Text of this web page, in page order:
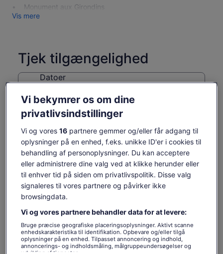
Monument aux Girondins
Vis mere
Tjek tilgængelighed
Datoer
Rejsende
1 voksen
tor. 6. aug.
-
fre. 7. aug.
105 kr.
lør. 8. aug.
209 kr.
søn. 9. aug.
209 kr.
Prisen
er
105 kr.
pr.
voksen
105 kr.
inkl. skatter og gebyrer
Indholdet på denne side kan være maskinoversat
Se originalteksten (på engelsk)
Giv os feedback om oversættelsen
en
fane
Hvad er inkluderet, og hvad
er ikke
Vi bekymrer os om dine
privatlivsindstillinger
Vi og vores 16partnere gemmer og/eller får adgang til
oplysninger på en enhed, f.eks. unikke ID'er i cookies til
behandling af personoplysninger. Du kan acceptere
eller administrere dine valg ved at klikke herunder eller
til enhver tid på siden om privatlivspolitik. Disse valg
signaleres til vores partnere og påvirker ikke
browsingdata.
Vi og vores partnere behandler data for at levere:
Bruge præcise geografiske placeringsoplysninger. Aktivt scanne
enhedskarakteristika til identifikation. Opbevare og/eller tilgå
oplysninger på en enhed. Tilpasset annoncering og indhold,
annoncerings- og indholdsmåling, målgruppeundersøgelser og